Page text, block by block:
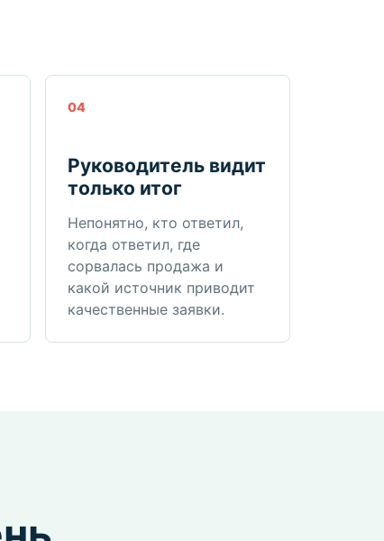
04
Руководитель видит
только итог
Непонятно, кто ответил,
когда ответил, где
сорвалась продажа и
какой источник приводит
качественные заявки.